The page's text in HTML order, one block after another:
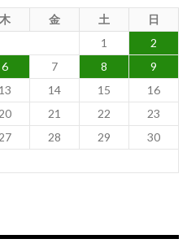
木 金 土
日
1
2
6 7 8
9
13 14 15
16
20 21 22
23
27 28 29
30